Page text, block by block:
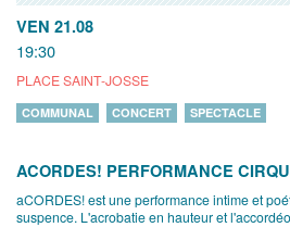
VEN 21.08
19:30
PLACE SAINT-JOSSE
COMMUNAL CONCERT SPECTACLE
ACORDES! PERFORMANCE
aCORDES! est une performance intime et
suspence. L'acrobatie en hauteur et